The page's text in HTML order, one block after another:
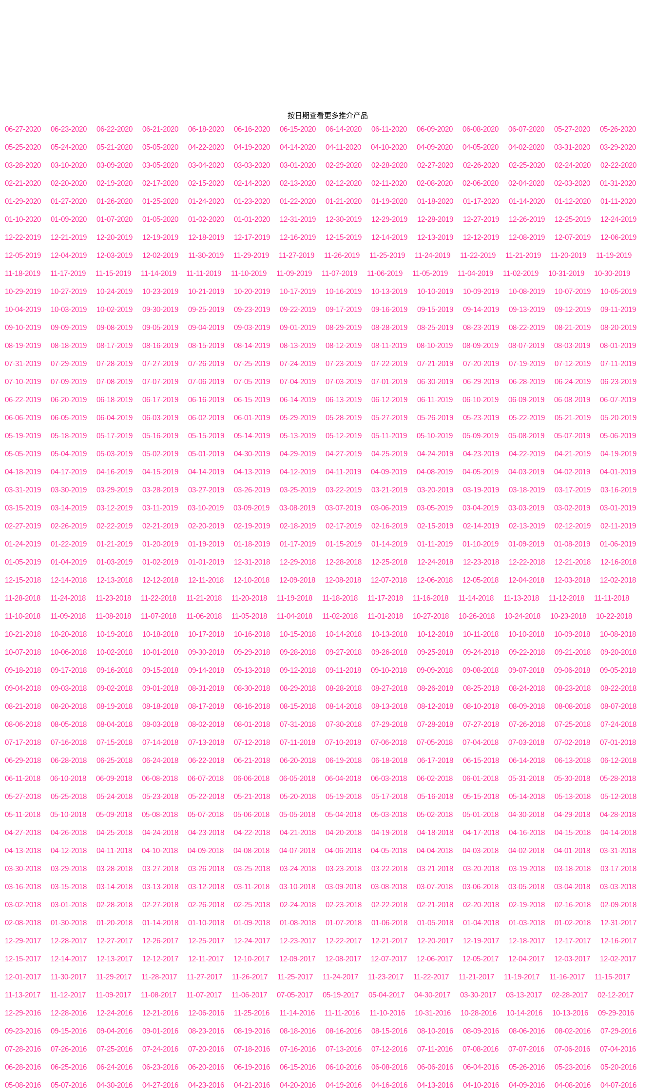
按日期查看更多推介产品
06-27-2020
06-23-2020 06-22-2020 06-21-2020 06-18-2020 06-16-2020 06-15-2020 06-14-2020 06-11-2020 06-09-2020 06-08-2020 06-07-2020 05-27-2020 05-26-2020
05-25-2020 05-24-2020 05-21-2020 05-05-2020 04-22-2020 04-19-2020 04-14-2020 04-11-2020 04-10-2020 04-09-2020 04-05-2020 04-02-2020 03-31-2020 03-29-2020
03-28-2020 03-10-2020 03-09-2020 03-05-2020 03-04-2020 03-03-2020 03-01-2020 02-29-2020 02-28-2020 02-27-2020 02-26-2020 02-25-2020 02-24-2020 02-22-2020
02-21-2020 02-20-2020 02-19-2020 02-17-2020 02-15-2020 02-14-2020 02-13-2020 02-12-2020 02-11-2020 02-08-2020 02-06-2020 02-04-2020 02-03-2020 01-31-2020
01-29-2020 01-27-2020 01-26-2020 01-25-2020 01-24-2020 01-23-2020 01-22-2020 01-21-2020 01-19-2020 01-18-2020 01-17-2020 01-14-2020 01-12-2020 01-11-2020
01-10-2020 01-09-2020 01-07-2020 01-05-2020 01-02-2020 01-01-2020 12-31-2019 12-30-2019 12-29-2019 12-28-2019 12-27-2019 12-26-2019 12-25-2019 12-24-2019
12-22-2019 12-21-2019 12-20-2019 12-19-2019 12-18-2019 12-17-2019 12-16-2019 12-15-2019 12-14-2019 12-13-2019 12-12-2019 12-08-2019 12-07-2019 12-06-2019
12-05-2019 12-04-2019 12-03-2019 12-02-2019 11-30-2019 11-29-2019 11-27-2019 11-26-2019 11-25-2019 11-24-2019 11-22-2019 11-21-2019 11-20-2019 11-19-2019
11-18-2019 11-17-2019 11-15-2019 11-14-2019 11-11-2019 11-10-2019 11-09-2019 11-07-2019 11-06-2019 11-05-2019 11-04-2019 11-02-2019 10-31-2019 10-30-2019
10-29-2019 10-27-2019 10-24-2019 10-23-2019 10-21-2019 10-20-2019 10-17-2019 10-16-2019 10-13-2019 10-10-2019 10-09-2019 10-08-2019 10-07-2019 10-05-2019
10-04-2019 10-03-2019 10-02-2019 09-30-2019 09-25-2019 09-23-2019 09-22-2019 09-17-2019 09-16-2019 09-15-2019 09-14-2019 09-13-2019 09-12-2019 09-11-2019
09-10-2019 09-09-2019 09-08-2019 09-05-2019 09-04-2019 09-03-2019 09-01-2019 08-29-2019 08-28-2019 08-25-2019 08-23-2019 08-22-2019 08-21-2019 08-20-2019
08-19-2019 08-18-2019 08-17-2019 08-16-2019 08-15-2019 08-14-2019 08-13-2019 08-12-2019 08-11-2019 08-10-2019 08-09-2019 08-07-2019 08-03-2019 08-01-2019
07-31-2019 07-29-2019 07-28-2019 07-27-2019 07-26-2019 07-25-2019 07-24-2019 07-23-2019 07-22-2019 07-21-2019 07-20-2019 07-19-2019 07-12-2019 07-11-2019
07-10-2019 07-09-2019 07-08-2019 07-07-2019 07-06-2019 07-05-2019 07-04-2019 07-03-2019 07-01-2019 06-30-2019 06-29-2019 06-28-2019 06-24-2019 06-23-2019
06-22-2019 06-20-2019 06-18-2019 06-17-2019 06-16-2019 06-15-2019 06-14-2019 06-13-2019 06-12-2019 06-11-2019 06-10-2019 06-09-2019 06-08-2019 06-07-2019
06-06-2019 06-05-2019 06-04-2019 06-03-2019 06-02-2019 06-01-2019 05-29-2019 05-28-2019 05-27-2019 05-26-2019 05-23-2019 05-22-2019 05-21-2019 05-20-2019
05-19-2019 05-18-2019 05-17-2019 05-16-2019 05-15-2019 05-14-2019 05-13-2019 05-12-2019 05-11-2019 05-10-2019 05-09-2019 05-08-2019 05-07-2019 05-06-2019
05-05-2019 05-04-2019 05-03-2019 05-02-2019 05-01-2019 04-30-2019 04-29-2019 04-27-2019 04-25-2019 04-24-2019 04-23-2019 04-22-2019 04-21-2019 04-19-2019
04-18-2019 04-17-2019 04-16-2019 04-15-2019 04-14-2019 04-13-2019 04-12-2019 04-11-2019 04-09-2019 04-08-2019 04-05-2019 04-03-2019 04-02-2019 04-01-2019
03-31-2019 03-30-2019 03-29-2019 03-28-2019 03-27-2019 03-26-2019 03-25-2019 03-22-2019 03-21-2019 03-20-2019 03-19-2019 03-18-2019 03-17-2019 03-16-2019
03-15-2019 03-14-2019 03-12-2019 03-11-2019 03-10-2019 03-09-2019 03-08-2019 03-07-2019 03-06-2019 03-05-2019 03-04-2019 03-03-2019 03-02-2019 03-01-2019
02-27-2019 02-26-2019 02-22-2019 02-21-2019 02-20-2019 02-19-2019 02-18-2019 02-17-2019 02-16-2019 02-15-2019 02-14-2019 02-13-2019 02-12-2019 02-11-2019
01-24-2019 01-22-2019 01-21-2019 01-20-2019 01-19-2019 01-18-2019 01-17-2019 01-15-2019 01-14-2019 01-11-2019 01-10-2019 01-09-2019 01-08-2019 01-06-2019
01-05-2019 01-04-2019 01-03-2019 01-02-2019 01-01-2019 12-31-2018 12-29-2018 12-28-2018 12-25-2018 12-24-2018 12-23-2018 12-22-2018 12-21-2018 12-16-2018
12-15-2018 12-14-2018 12-13-2018 12-12-2018 12-11-2018 12-10-2018 12-09-2018 12-08-2018 12-07-2018 12-06-2018 12-05-2018 12-04-2018 12-03-2018 12-02-2018
11-28-2018 11-24-2018 11-23-2018 11-22-2018 11-21-2018 11-20-2018 11-19-2018 11-18-2018 11-17-2018 11-16-2018 11-14-2018 11-13-2018 11-12-2018 11-11-2018
11-10-2018 11-09-2018 11-08-2018 11-07-2018 11-06-2018 11-05-2018 11-04-2018 11-02-2018 11-01-2018 10-27-2018 10-26-2018 10-24-2018 10-23-2018 10-22-2018
10-21-2018 10-20-2018 10-19-2018 10-18-2018 10-17-2018 10-16-2018 10-15-2018 10-14-2018 10-13-2018 10-12-2018 10-11-2018 10-10-2018 10-09-2018 10-08-2018
10-07-2018 10-06-2018 10-02-2018 10-01-2018 09-30-2018 09-29-2018 09-28-2018 09-27-2018 09-26-2018 09-25-2018 09-24-2018 09-22-2018 09-21-2018 09-20-2018
09-18-2018 09-17-2018 09-16-2018 09-15-2018 09-14-2018 09-13-2018 09-12-2018 09-11-2018 09-10-2018 09-09-2018 09-08-2018 09-07-2018 09-06-2018 09-05-2018
09-04-2018 09-03-2018 09-02-2018 09-01-2018 08-31-2018 08-30-2018 08-29-2018 08-28-2018 08-27-2018 08-26-2018 08-25-2018 08-24-2018 08-23-2018 08-22-2018
08-21-2018 08-20-2018 08-19-2018 08-18-2018 08-17-2018 08-16-2018 08-15-2018 08-14-2018 08-13-2018 08-12-2018 08-10-2018 08-09-2018 08-08-2018 08-07-2018
08-06-2018 08-05-2018 08-04-2018 08-03-2018 08-02-2018 08-01-2018 07-31-2018 07-30-2018 07-29-2018 07-28-2018 07-27-2018 07-26-2018 07-25-2018 07-24-2018
07-17-2018 07-16-2018 07-15-2018 07-14-2018 07-13-2018 07-12-2018 07-11-2018 07-10-2018 07-06-2018 07-05-2018 07-04-2018 07-03-2018 07-02-2018 07-01-2018
06-29-2018 06-28-2018 06-25-2018 06-24-2018 06-22-2018 06-21-2018 06-20-2018 06-19-2018 06-18-2018 06-17-2018 06-15-2018 06-14-2018 06-13-2018 06-12-2018
06-11-2018 06-10-2018 06-09-2018 06-08-2018 06-07-2018 06-06-2018 06-05-2018 06-04-2018 06-03-2018 06-02-2018 06-01-2018 05-31-2018 05-30-2018 05-28-2018
05-27-2018 05-25-2018 05-24-2018 05-23-2018 05-22-2018 05-21-2018 05-20-2018 05-19-2018 05-17-2018 05-16-2018 05-15-2018 05-14-2018 05-13-2018 05-12-2018
05-11-2018 05-10-2018 05-09-2018 05-08-2018 05-07-2018 05-06-2018 05-05-2018 05-04-2018 05-03-2018 05-02-2018 05-01-2018 04-30-2018 04-29-2018 04-28-2018
04-27-2018 04-26-2018 04-25-2018 04-24-2018 04-23-2018 04-22-2018 04-21-2018 04-20-2018 04-19-2018 04-18-2018 04-17-2018 04-16-2018 04-15-2018 04-14-2018
04-13-2018 04-12-2018 04-11-2018 04-10-2018 04-09-2018 04-08-2018 04-07-2018 04-06-2018 04-05-2018 04-04-2018 04-03-2018 04-02-2018 04-01-2018 03-31-2018
03-30-2018 03-29-2018 03-28-2018 03-27-2018 03-26-2018 03-25-2018 03-24-2018 03-23-2018 03-22-2018 03-21-2018 03-20-2018 03-19-2018 03-18-2018 03-17-2018
03-16-2018 03-15-2018 03-14-2018 03-13-2018 03-12-2018 03-11-2018 03-10-2018 03-09-2018 03-08-2018 03-07-2018 03-06-2018 03-05-2018 03-04-2018 03-03-2018
03-02-2018 03-01-2018 02-28-2018 02-27-2018 02-26-2018 02-25-2018 02-24-2018 02-23-2018 02-22-2018 02-21-2018 02-20-2018 02-19-2018 02-16-2018 02-09-2018
02-08-2018 01-30-2018 01-20-2018 01-14-2018 01-10-2018 01-09-2018 01-08-2018 01-07-2018 01-06-2018 01-05-2018 01-04-2018 01-03-2018 01-02-2018 12-31-2017
12-29-2017 12-28-2017 12-27-2017 12-26-2017 12-25-2017 12-24-2017 12-23-2017 12-22-2017 12-21-2017 12-20-2017 12-19-2017 12-18-2017 12-17-2017 12-16-2017
12-15-2017 12-14-2017 12-13-2017 12-12-2017 12-11-2017 12-10-2017 12-09-2017 12-08-2017 12-07-2017 12-06-2017 12-05-2017 12-04-2017 12-03-2017 12-02-2017
12-01-2017 11-30-2017 11-29-2017 11-28-2017 11-27-2017 11-26-2017 11-25-2017 11-24-2017 11-23-2017 11-22-2017 11-21-2017 11-19-2017 11-16-2017 11-15-2017
11-13-2017 11-12-2017 11-09-2017 11-08-2017 11-07-2017 11-06-2017 07-05-2017 05-19-2017 05-04-2017 04-30-2017 03-30-2017 03-13-2017 02-28-2017 02-12-2017
12-29-2016 12-28-2016 12-24-2016 12-21-2016 12-06-2016 11-25-2016 11-14-2016 11-11-2016 11-10-2016 10-31-2016 10-28-2016 10-14-2016 10-13-2016 09-29-2016
09-23-2016 09-15-2016 09-04-2016 09-01-2016 08-23-2016 08-19-2016 08-18-2016 08-16-2016 08-15-2016 08-10-2016 08-09-2016 08-06-2016 08-02-2016 07-29-2016
07-28-2016 07-26-2016 07-25-2016 07-24-2016 07-20-2016 07-18-2016 07-16-2016 07-13-2016 07-12-2016 07-11-2016 07-08-2016 07-07-2016 07-06-2016 07-04-2016
06-28-2016 06-25-2016 06-24-2016 06-23-2016 06-20-2016 06-19-2016 06-15-2016 06-10-2016 06-08-2016 06-06-2016 06-04-2016 05-26-2016 05-23-2016 05-20-2016
05-08-2016 05-07-2016 04-30-2016 04-27-2016 04-23-2016 04-21-2016 04-20-2016 04-19-2016 04-16-2016 04-13-2016 04-10-2016 04-09-2016 04-08-2016 04-07-2016